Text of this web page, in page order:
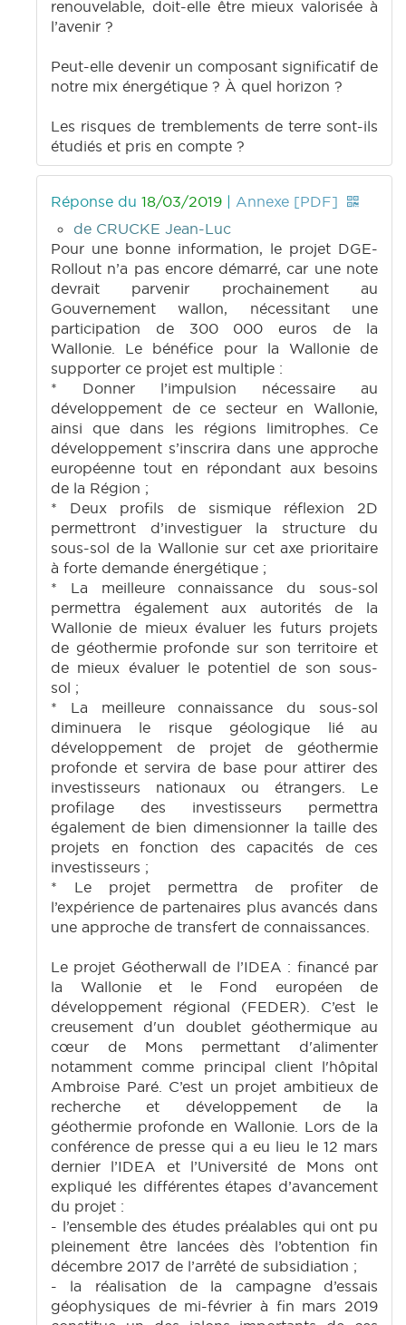
renouvelable, doit-elle être mieux valorisée à
l’avenir ?
Peut-elle devenir un composant significatif de
notre mix énergétique ? À quel horizon ?
Les risques de tremblements de terre sont-ils
étudiés et pris en compte ?
Réponse du 18/03/2019 | Annexe [PDF]
de CRUCKE Jean-Luc
Pour une bonne information, le projet DGE-
Rollout n’a pas encore démarré, car une note
devrait parvenir prochainement au
Gouvernement wallon, nécessitant une
participation de 300 000 euros de la
Wallonie. Le bénéfice pour la Wallonie de
supporter ce projet est multiple :
* Donner l’impulsion nécessaire au
développement de ce secteur en Wallonie,
ainsi que dans les régions limitrophes. Ce
développement s’inscrira dans une approche
européenne tout en répondant aux besoins
de la Région ;
* Deux profils de sismique réflexion 2D
permettront d’investiguer la structure du
sous-sol de la Wallonie sur cet axe prioritaire
à forte demande énergétique ;
* La meilleure connaissance du sous-sol
permettra également aux autorités de la
Wallonie de mieux évaluer les futurs projets
de géothermie profonde sur son territoire et
de mieux évaluer le potentiel de son sous-
sol ;
* La meilleure connaissance du sous-sol
diminuera le risque géologique lié au
développement de projet de géothermie
profonde et servira de base pour attirer des
investisseurs nationaux ou étrangers. Le
profilage des investisseurs permettra
également de bien dimensionner la taille des
projets en fonction des capacités de ces
investisseurs ;
* Le projet permettra de profiter de
l’expérience de partenaires plus avancés dans
une approche de transfert de connaissances.
Le projet Géotherwall de l’IDEA : financé par
la Wallonie et le Fond européen de
développement régional (FEDER). C’est le
creusement d'un doublet géothermique au
cœur de Mons permettant d'alimenter
notamment comme principal client l'hôpital
Ambroise Paré. C’est un projet ambitieux de
recherche et développement de la
géothermie profonde en Wallonie. Lors de la
conférence de presse qui a eu lieu le 12 mars
dernier l’IDEA et l’Université de Mons ont
expliqué les différentes étapes d’avancement
du projet :
- l’ensemble des études préalables qui ont pu
pleinement être lancées dès l’obtention fin
décembre 2017 de l’arrêté de subsidiation ;
- la réalisation de la campagne d’essais
géophysiques de mi-février à fin mars 2019